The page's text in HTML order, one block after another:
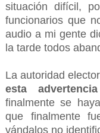
situación difícil,
funcionarios que
audio a mi gente
la tarde todos
La autoridad
esta
finalmente se
que finalmente
vándalos no